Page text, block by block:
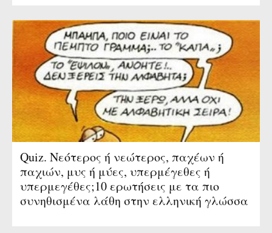
Quiz. Νεότερος ή νεώτερος, παχέων ή
παχιών, μυς ή μύες, υπερμέγεθες ή
υπερμεγέθες;10 ερωτήσεις με τα πιο
συνηθισμένα λάθη στην ελληνική γλώσσα